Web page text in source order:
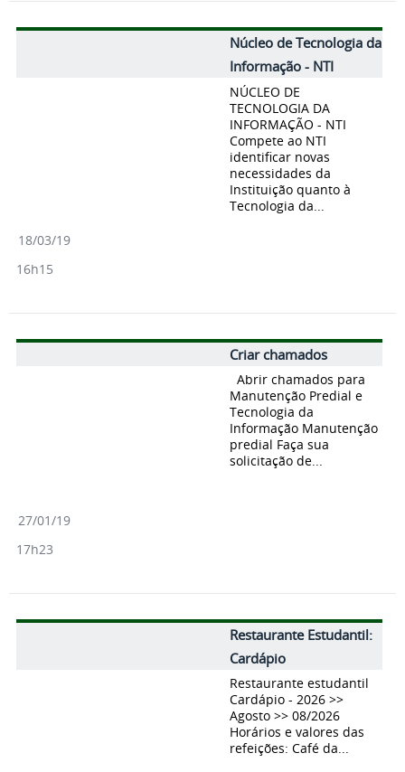
Núcleo de Tecnologia da
Informação - NTI
NÚCLEO DE
TECNOLOGIA DA
INFORMAÇÃO - NTI
Compete ao NTI
identificar novas
necessidades da
Instituição quanto à
Tecnologia da...
18/03/19
16h15
Criar chamados
Abrir chamados para
Manutenção Predial e
Tecnologia da
Informação Manutenção
predial Faça sua
solicitação de...
27/01/19
17h23
Restaurante Estudantil:
Cardápio
Restaurante estudantil
Cardápio - 2026 >>
Agosto >> 08/2026
Horários e valores das
refeições: Café da...